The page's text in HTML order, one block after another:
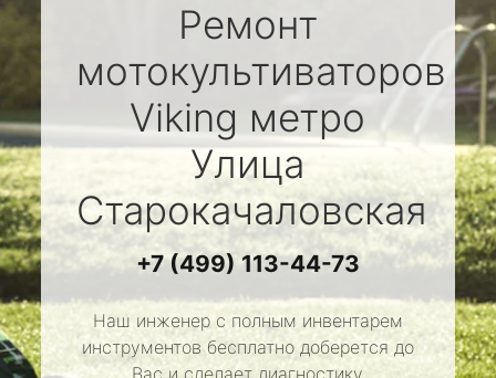
Ремонт
мотокультиваторов
Viking метро
Улица
Старокачаловская
+7 (499) 113-44-73
Наш инженер с полным инвентарем
инструментов бесплатно доберется до
Вас и сделает диагностику